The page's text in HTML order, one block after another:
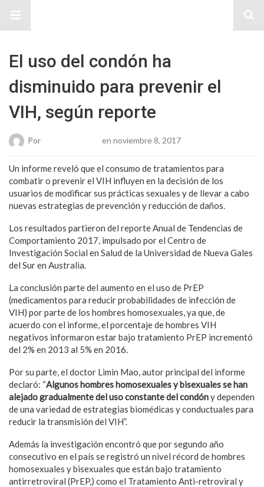
El uso del condón ha
disminuido para prevenir el
VIH, según reporte
Por en noviembre 8, 2017
Un informe reveló que el consumo de tratamientos para
combatir o prevenir el VIH influyen en la decisión de los
usuarios de modificar sus prácticas sexuales y de llevar a cabo
nuevas estrategias de prevención y reducción de daños.
Los resultados partieron del reporte Anual de Tendencias de
Comportamiento 2017, impulsado por el Centro de
Investigación Social en Salud de la Universidad de Nueva Gales
del Sur en Australia.
La conclusión parte del aumento en el uso de PrEP
(medicamentos para reducir probabilidades de infección de
VIH) por parte de los hombres homosexuales, ya que, de
acuerdo con el informe, el porcentaje de hombres VIH
negativos informaron estar bajo tratamiento PrEP incrementó
del 2% en 2013 al 5% en 2016.
Por su parte, el doctor Limin Mao, autor principal del informe
declaró: “Algunos hombres homosexuales y bisexuales se han
alejado gradualmente del uso constante del condóny dependen
de una variedad de estrategias biomédicas y conductuales para
reducir la transmisión del VIH”.
Además la investigación encontró que por segundo año
consecutivo en el país se registró un nivel récord de hombres
homosexuales y bisexuales que están bajo tratamiento
antirretroviral (PrEP,) como el Tratamiento Anti-retroviral y